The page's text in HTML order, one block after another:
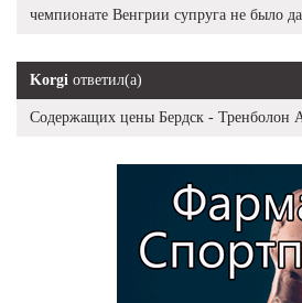
чемпионате Венгрии супруга не было
Korgi ответил(а)
Содержащих цены Бердск - Тренболон A